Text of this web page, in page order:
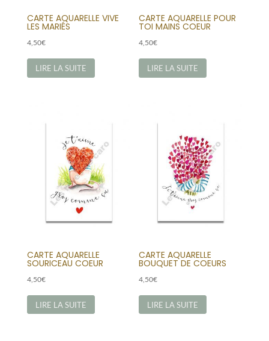
CARTE AQUARELLE VIVE
LES MARIÉS
4,50€
LIRE LA SUITE
CARTE AQUARELLE POUR
TOI MAINS COEUR
4,50€
LIRE LA SUITE
CARTE AQUARELLE
SOURICEAU COEUR
4,50€
LIRE LA SUITE
CARTE AQUARELLE
BOUQUET DE COEURS
4,50€
LIRE LA SUITE